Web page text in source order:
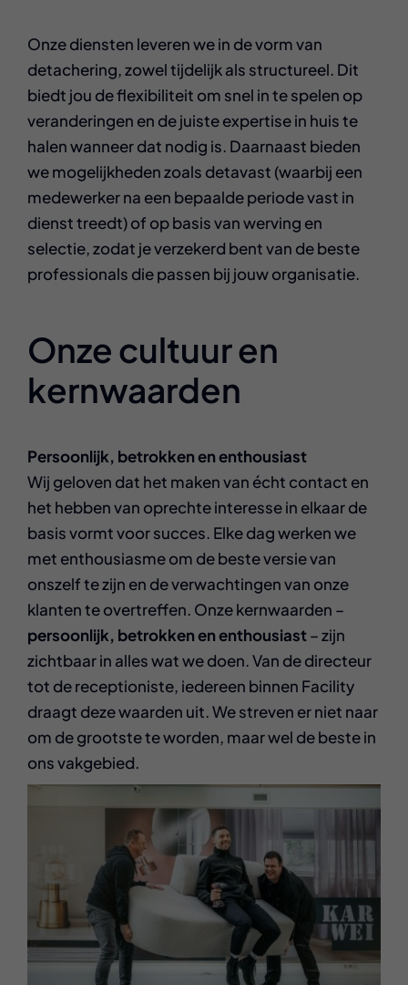
Onze diensten leveren we in de vorm van
detachering, zowel tijdelijk als structureel. Dit
biedt jou de flexibiliteit om snel in te spelen op
veranderingen en de juiste expertise in huis te
halen wanneer dat nodig is. Daarnaast bieden
we mogelijkheden zoals detavast (waarbij een
medewerker na een bepaalde periode vast in
dienst treedt) of op basis van werving en
selectie, zodat je verzekerd bent van de beste
professionals die passen bij jouw organisatie.
Onze cultuur en
kernwaarden
Persoonlijk, betrokken en enthousiast
Wij geloven dat het maken van écht contact en
het hebben van oprechte interesse in elkaar de
basis vormt voor succes. Elke dag werken we
met enthousiasme om de beste versie van
onszelf te zijn en de verwachtingen van onze
klanten te overtreffen. Onze kernwaarden –
persoonlijk, betrokken en enthousiast– zijn
zichtbaar in alles wat we doen. Van de directeur
tot de receptioniste, iedereen binnen Facility
draagt deze waarden uit. We streven er niet naar
om de grootste te worden, maar wel de beste in
ons vakgebied.